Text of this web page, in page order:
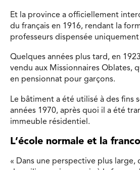
Et la province a officiellement
du français en 1916, rendant la
professeurs dispensée
Quelques années plus tard, en
vendu aux Missionnaires Oblates,
en pensionnat pour garçons.
Le bâtiment a été utilisé à des fins
années 1970, après quoi il a été
immeuble résidentiel.
L’école normale et la
« Dans une perspective plus large,